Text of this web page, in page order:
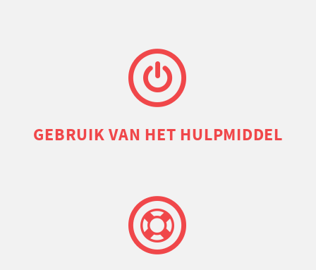
GEBRUIK VAN HET HULPMIDDEL